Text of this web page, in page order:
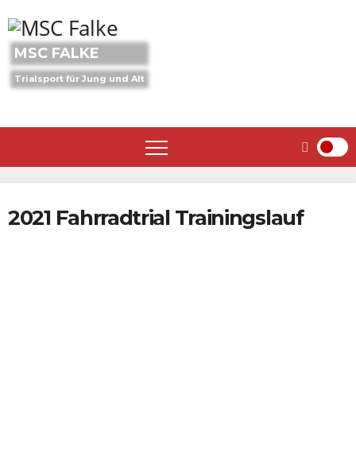
to
content
MSC FALKE
Trialsport für Jung und Alt
2021 Fahrradtrial Trainingslauf